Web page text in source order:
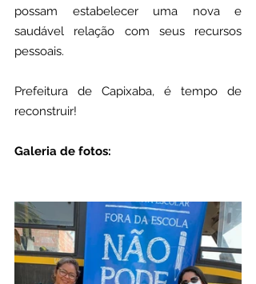
possam estabelecer uma nova e
saudável relação com seus recursos
pessoais.
Prefeitura de Capixaba, é tempo de
reconstruir!
Galeria de fotos: